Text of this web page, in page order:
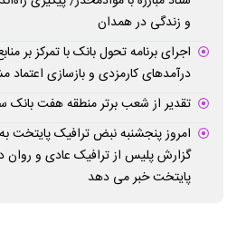
و زندگی در همدان
اجرای برنامه تحول بانک با تمرکز بر
درآمدهای کارمزدی و بازسازی اعتماد
تقدیر از شعب برتر منطقه هفت بانک
امروز پنجشنبه نبض ترافیک پایتخت
گزارش پلیس از ترافیک عادی و روان
پایتخت خبر می دهد